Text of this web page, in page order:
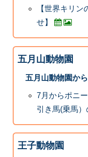
【世界キリ
せ】
五月山動物園
五月山動物園か
7月からポニ
引き馬(乗馬）
王子動物園